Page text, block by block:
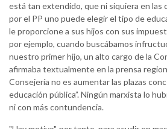
está tan extendido, que ni siquiera en las
por el PP uno puede elegir el tipo de
le proporcione a sus hijos con sus
por ejemplo, cuando buscábamos
nuestro primer hijo, un alto cargo de la
afirmaba textualmente en la prensa
Consejería no es aumentar las plazas
educación pública”. Ningún marxista lo
ni con más contundencia.